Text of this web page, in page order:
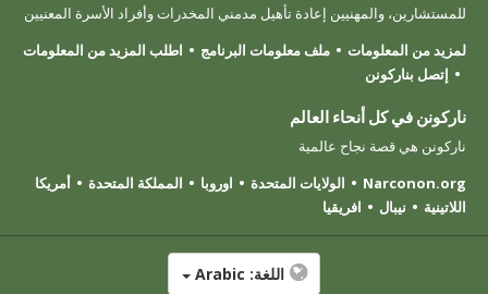
للمستشارين، والمهنيين إعادة تأهيل مدمني المخدرات وأفراد الأسرة المعنيين
لمزيد من المعلومات
ملف معلومات البرنامج
اطلب المزيد من المعلومات
إتصل بناركونن
ناركونن في كل أنحاء العالم
ناركونن هي قصة نجاح عالمية
Narconon.org
الولايات المتحدة اوروبا المملكة المتحدة
أمريكا
اللاتينية
نيبال افريقيا
اللغة: